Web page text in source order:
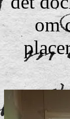
om